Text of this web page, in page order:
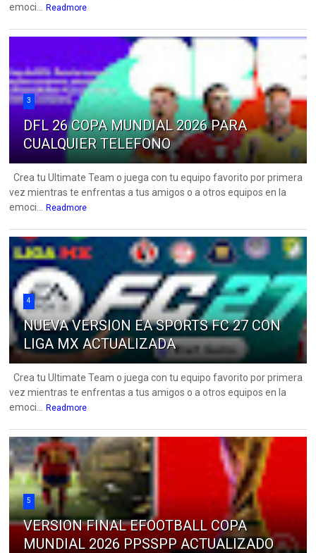
emoci...
Readmore
3
DFL 26 COPA MUNDIAL 2026 PARA
CUALQUIER TELEFONO
Crea tu Ultimate Team o juega con tu equipo favorito por primera
vez mientras te enfrentas a tus amigos o a otros equipos en la
emoci...
Readmore
4
NUEVA VERSION EA SPORTS FC 27 CON
LIGA MX ACTUALIZADA
Crea tu Ultimate Team o juega con tu equipo favorito por primera
vez mientras te enfrentas a tus amigos o a otros equipos en la
emoci...
Readmore
5
VERSION FINAL EFOOTBALL COPA
MUNDIAL 2026 PPSSPP ACTUALIZADO